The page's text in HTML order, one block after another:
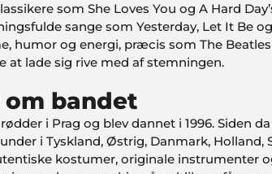
som She Loves You og A Hard
sange som Yesterday, Let It Be
humor og energi, præcis som The
at lade sig rive med af stemningen.
om bandet
i Prag og blev dannet i 1996. Siden
i Tyskland, Østrig, Danmark, Holland,
kostumer, originale instrumenter